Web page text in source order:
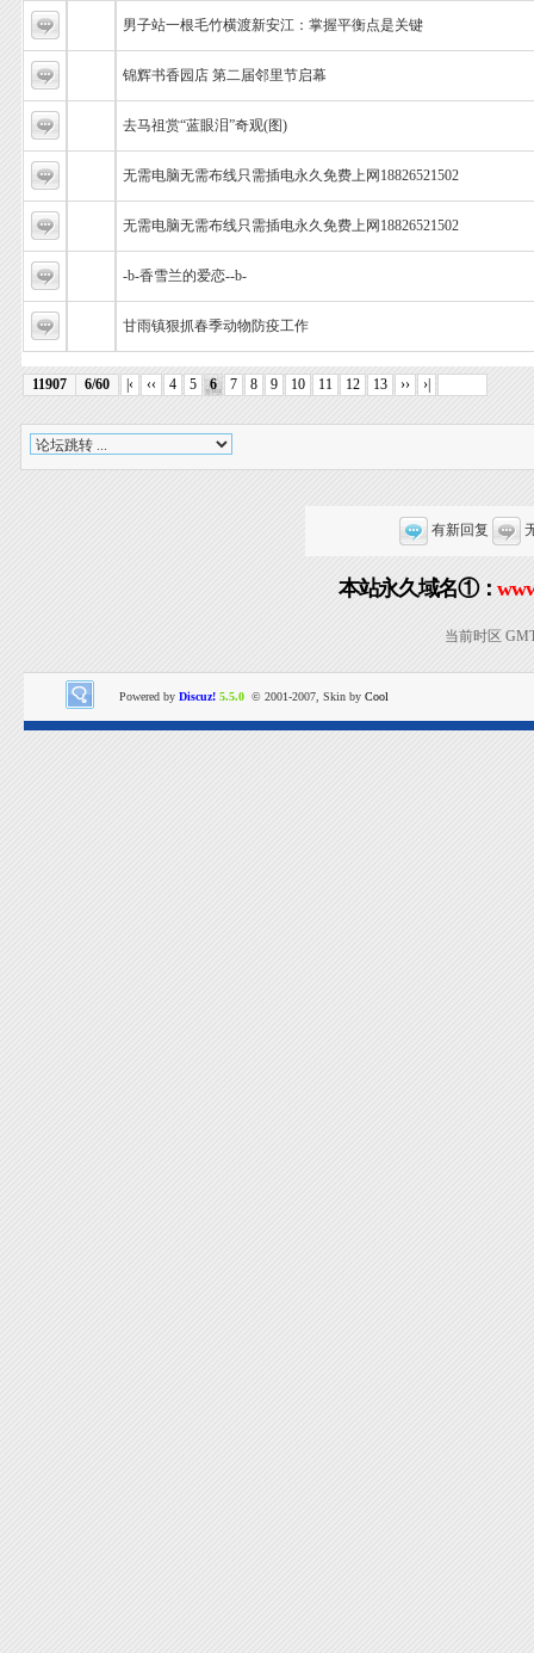
男子站一根毛竹横渡新安江：掌握平衡点是关键
锦辉书香园店 第二届邻里节启幕
去马祖赏“蓝眼泪”奇观(图)
无需电脑无需布线只需插电永久免费上网18826521502
无需电脑无需布线只需插电永久免费上网18826521502
-b-香雪兰的爱恋--b-
甘雨镇狠抓春季动物防疫工作
11907 6/60 |‹ ‹‹ 4 5 6 7 8 9 10 11 12 13 ›› ›|
有新回复
本站永久域名①：
当前时区
Powered by Discuz! 5.5.0 © 2001-2007, Skin by Cool